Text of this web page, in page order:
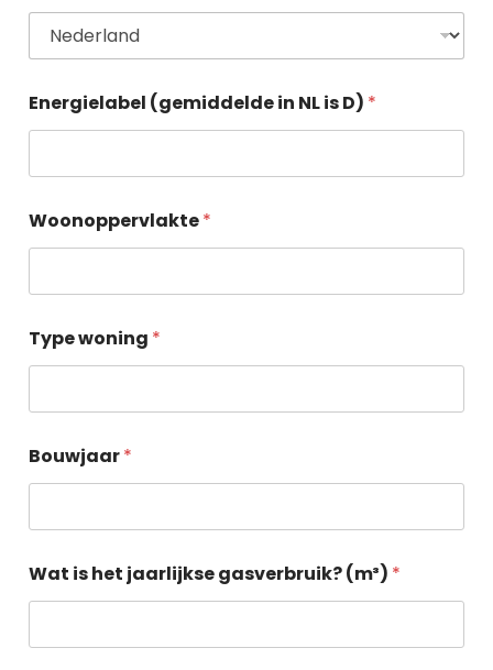
Energielabel (gemiddelde in NL is D) *
Woonoppervlakte*
Type woning *
Bouwjaar*
Wat is het jaarlijkse gasverbruik? (m³) *